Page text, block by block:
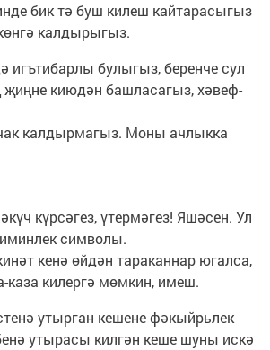
бик тә буш килеш кайтарасыгыз
калдырыгыз.
игътибарлы булыгыз, беренче сул
җиңне киюдән башласагыз, хәвеф-
калдырмагыз. Моны ачлыкка
күрсәгез, үтермәгез! Яшәсен. Ул
символы.
кенә өйдән тараканнар югалса,
каза килергә мөмкин, имеш.
утырган кешене фәкыйрьлек
утырасы килгән кеше шуны искә